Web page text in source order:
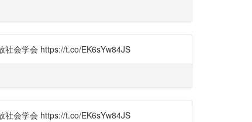
社会学会 https://t.co/EK6sYw84JS
社会学会 https://t.co/EK6sYw84JS